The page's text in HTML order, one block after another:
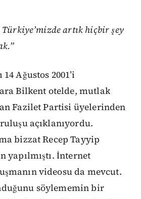
Türkiye’mizde artık hiçbir şey
Ağustos 2001’i
Bilkent otelde, mutlak
Fazilet Partisi üyelerinden
açıklanıyordu.
bizzat Recep Tayyip
yapılmıştı. İnternet
videosu da mevcut.
söylememin bir